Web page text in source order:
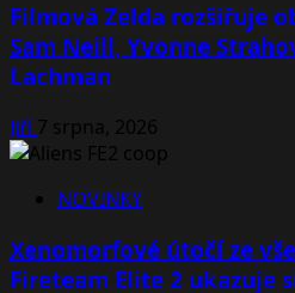
Filmová Zelda rozšiřuje
Sam Neill, Yvonne
Lachman
Jiří7 srpna, 2026
NOVINKY
Xenomorfové útočí ze
Fireteam Elite 2 ukazuje